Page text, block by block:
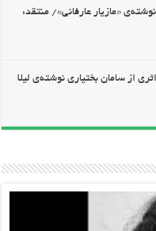
«مازیار عارفانی»/ منتقد:
از سامان بختیاری نوشته‌ی لیلا